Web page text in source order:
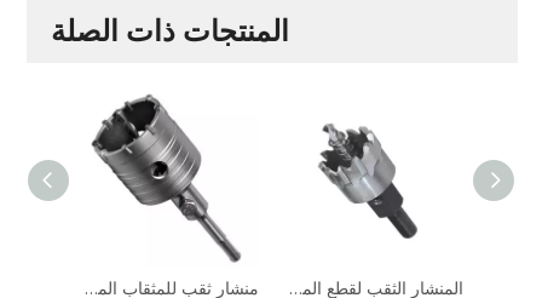
المنتجات ذات الصلة
منشار ثقب للمثقاب المطرقي الأساسي المنشار الثقب لقطع المعادن (2)